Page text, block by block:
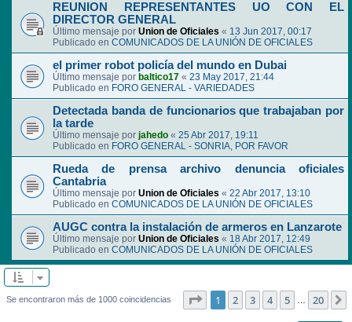
REUNION REPRESENTANTES UO CON EL
DIRECTOR GENERAL
Último mensaje por Union de Oficiales « 13 Jun 2017, 00:17
Publicado en COMUNICADOS DE LA UNIÓN DE OFICIALES
el primer robot policía del mundo en Dubai
Último mensaje por baltico17 « 23 May 2017, 21:44
Publicado en FORO GENERAL - VARIEDADES
Detectada banda de funcionarios que trabajaban por
la tarde
Último mensaje por jahedo « 25 Abr 2017, 19:11
Publicado en FORO GENERAL - SONRIA, POR FAVOR
Rueda de prensa archivo denuncia oficiales
Cantabria
Último mensaje por Union de Oficiales « 22 Abr 2017, 13:10
Publicado en COMUNICADOS DE LA UNIÓN DE OFICIALES
AUGC contra la instalación de armeros en Lanzarote
Último mensaje por Union de Oficiales « 18 Abr 2017, 12:49
Publicado en COMUNICADOS DE LA UNIÓN DE OFICIALES
Se encontraron más de 1000 coincidencias Página de 20
1 2 3 4 5 … 20